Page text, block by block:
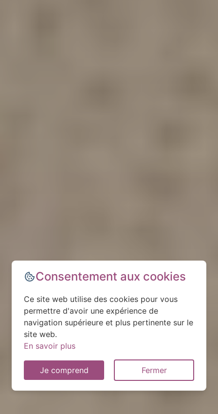
Consentement aux cookies
Ce site web utilise des cookies pour vous
permettre d'avoir une expérience de
navigation supérieure et plus pertinente sur le
site web.
En savoir plus
Je comprend Fermer